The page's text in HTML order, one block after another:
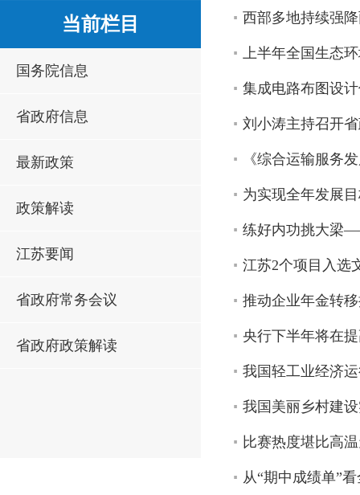
当前栏目
国务院信息
省政府信息
最新政策
政策解读
江苏要闻
省政府常务会议
省政府政策解读
西部多地持续强
上半年全国生态
集成电路布图设
刘小涛主持召开
《综合运输服务
为实现全年发展
练好内功挑大梁
江苏2个项目入选
推动企业年金转
央行下半年将在
我国轻工业经济
我国美丽乡村建
比赛热度堪比高
从“期中成绩单”